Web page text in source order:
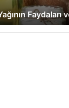
Faydaları